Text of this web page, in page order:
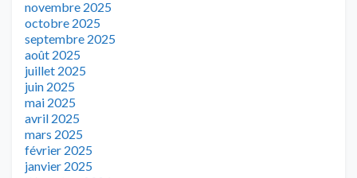
novembre 2025
octobre 2025
septembre 2025
août 2025
juillet 2025
juin 2025
mai 2025
avril 2025
mars 2025
février 2025
janvier 2025